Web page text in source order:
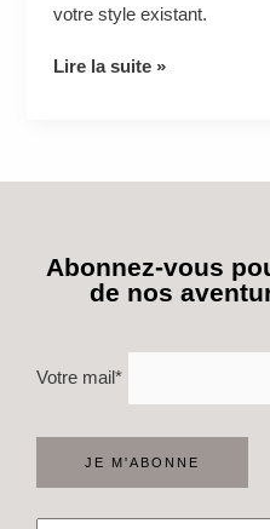
votre style existant.
Lire la suite »
Abonnez-vous
de nos
Votre mail*